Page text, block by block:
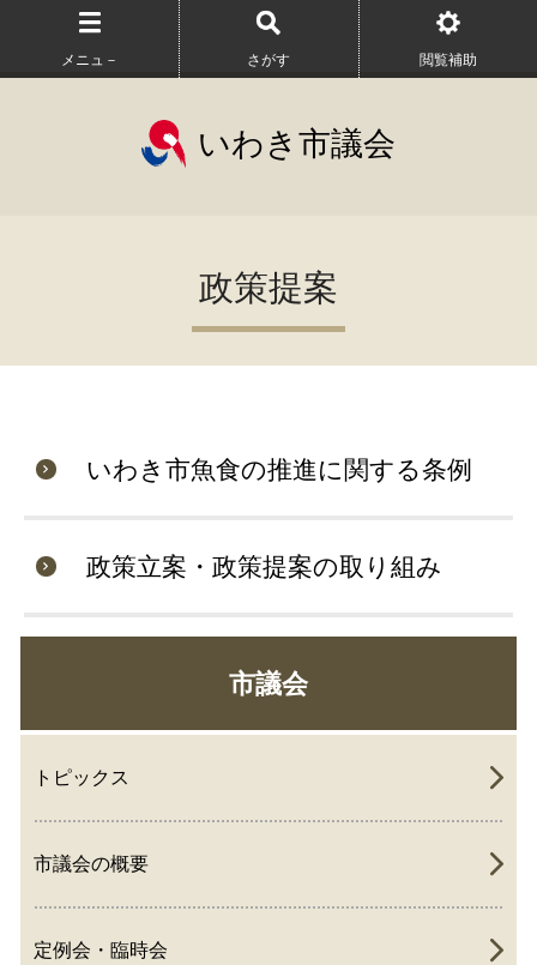
メニュ－ さがす 閲覧補助
いわき市議会
政策提案
いわき市魚食の推進に関する条例
政策立案・政策提案の取り組み
市議会
トピックス
市議会の概要
定例会・臨時会